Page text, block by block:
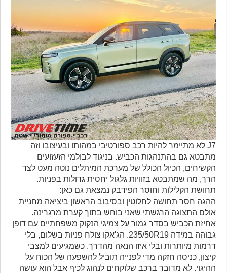
J7 לא מתיימר להיות רכב ספורטיבי במהותו ובעיצובו וזה
מתבטא גם בהתנהגות הכביש. בניגוד לבולמי הזעזועים
הקשיחים, הכיול הכולל של מערכת המיתלים נוטה מעט לצד
הרך, מה שמתבטא בזוויות גלגול יחסית גדולות בפניות.
תחושת הקלילות וחוסר הפידבק נמצאת גם כאן:
ההגה חסר תחושה לחלוטין ובסיבוב הראשון ביציאה מחניית
אולם התצוגה הרגשתי שאני בוחש בתוך קערת מרגרינה.
אחיזת הכביש בסדר גמור על צמיגי הנקוק משפחתיים עם דופן
גבוהה במידה 235/50R19. הג'אקו צולח פניות בשלום, בלי
דרמות מיותרות ובלי איזו הנאה מהדרך. כשמגיעים למצבי
קיצון, כניסה חזקה מדי לפנייה תוביל להשפעה של הכוח על
ההיגוי. לא מדובר ברכב שלוקחים לנהוג לכיף אבל הוא עושה